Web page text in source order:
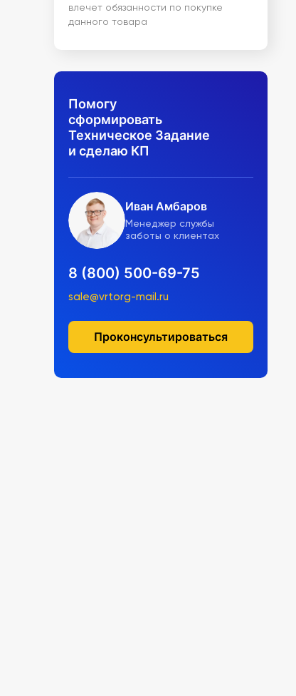
влечет обязанности по покупке
данного товара
Помогу
сформировать
Техническое Задание
и сделаю КП
Иван Амбаров
Менеджер службы
заботы о клиентах
8 (800) 500-69-75
sale@vrtorg-mail.ru
Проконсультироваться